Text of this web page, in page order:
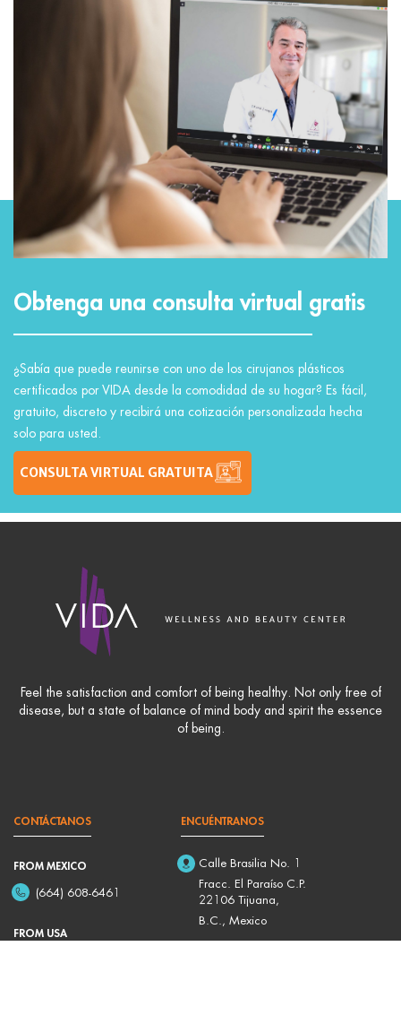
Obtenga una consulta virtual gratis
¿Sabía que puede reunirse con uno de los cirujanos plásticos
certificados por VIDA desde la comodidad de su hogar? Es fácil,
gratuito, discreto y recibirá una cotización personalizada hecha
solo para usted.
CONSULTA VIRTUAL GRATUITA
Feel the satisfaction and comfort of being healthy. Not only free of
disease, but a state of balance of mind body and spirit the essence
of being.
CONTÁCTANOS
FROM MEXICO
(664) 608-6461
FROM USA
ENCUÉNTRANOS
Calle Brasilia No. 1
Fracc. El Paraíso C.P.
22106 Tijuana,
B.C., Mexico